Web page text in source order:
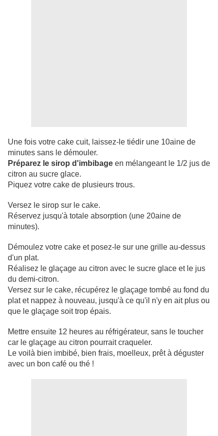
Une fois votre cake cuit, laissez-le tiédir une 10aine de
minutes sans le démouler.
Préparez le sirop d'imbibage en mélangeant le 1/2 jus de
citron au sucre glace.
Piquez votre cake de plusieurs trous.
Versez le sirop sur le cake.
Réservez jusqu'à totale absorption (une 20aine de
minutes).
Démoulez votre cake et posez-le sur une grille au-dessus
d'un plat.
Réalisez le glaçage au citron avec le sucre glace et le jus
du demi-citron.
Versez sur le cake, récupérez le glaçage tombé au fond du
plat et nappez à nouveau, jusqu'à ce qu'il n'y en ait plus ou
que le glaçage soit trop épais.
Mettre ensuite 12 heures au réfrigérateur, sans le toucher
car le glaçage au citron pourrait craqueler.
Le voilà bien imbibé, bien frais, moelleux, prêt à déguster
avec un bon café ou thé !